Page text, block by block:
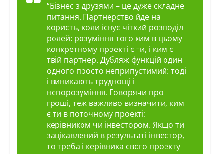
“Бізнес з друзями – це дуже складне
питання. Партнерство йде на
користь, коли існує чіткий розподіл
ролей: розуміння того ким в цьому
конкретному проекті є ти, і ким є
твій партнер. Дубляж функцій один
одного просто неприпустимий: тоді
і виникають труднощі і
непорозуміння. Говорячи про
гроші, теж важливо визначити, ким
є ти в поточному проекті:
керівником чи інвестором. Якщо ти
зацікавлений в результаті інвестор,
то треба і керівника свого проекту